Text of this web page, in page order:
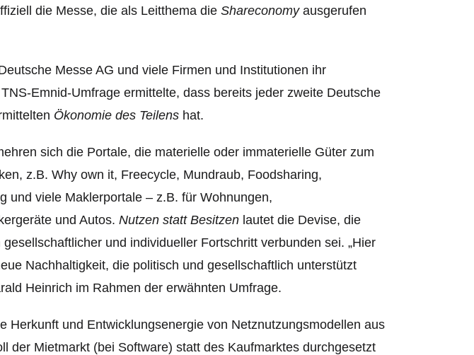
die Messe, die als Leitthema die Shareconomyausgerufen
Messe AG und viele Firmen und Institutionen ihr
Emnid-Umfrage ermittelte, dass bereits jeder zweite Deutsche
Ökonomie des Teilens hat.
sich die Portale, die materielle oder immaterielle Güter zum
z.B. Why own it, Freecycle, Mundraub, Foodsharing,
und viele Maklerportale – z.B. für Wohnungen,
und Autos. Nutzen statt Besitzen lautet die Devise, die
und individueller Fortschritt verbunden sei. „Hier
Nachhaltigkeit, die politisch und gesellschaftlich unterstützt
Heinrich im Rahmen der erwähnten Umfrage.
Herkunft und Entwicklungsenergie von Netznutzungsmodellen aus
der Mietmarkt (bei Software) statt des Kaufmarktes durchgesetzt